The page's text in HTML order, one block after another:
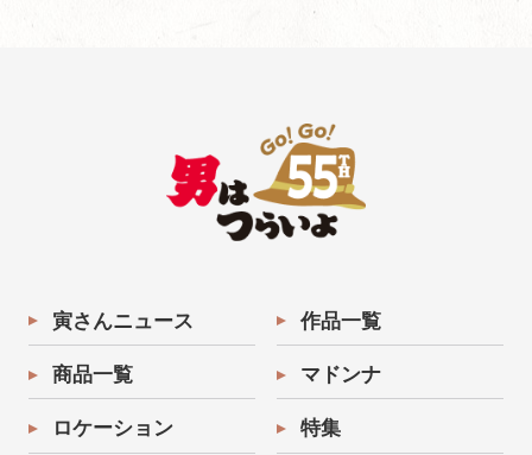
寅さんニュース 作品一覧
商品一覧 マドンナ
ロケーション 特集